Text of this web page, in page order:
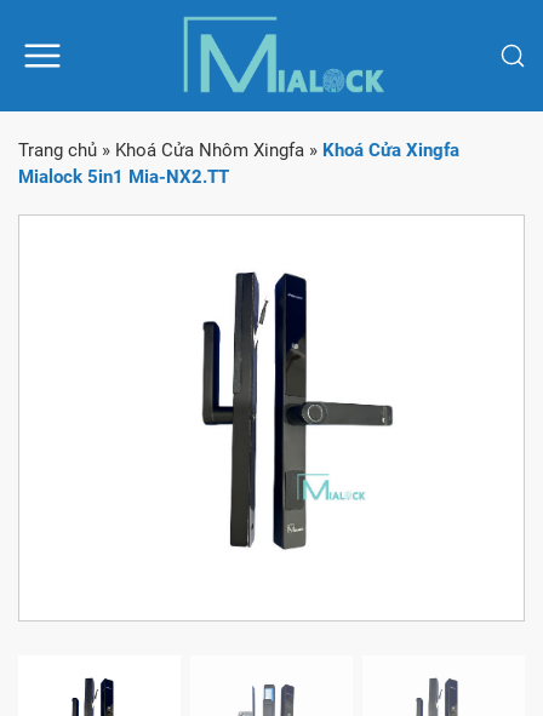
Trang chủ » Khoá Cửa Nhôm Xingfa » Khoá Cửa Xingfa
Mialock 5in1 Mia-NX2.TT